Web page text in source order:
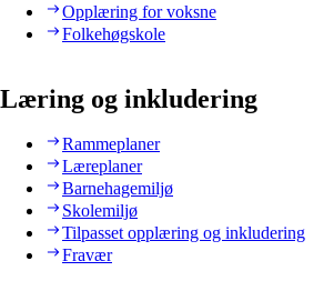
Opplæring for voksne
Folkehøgskole
Læring og inkludering
Rammeplaner
Læreplaner
Barnehagemiljø
Skolemiljø
Tilpasset opplæring og inkludering
Fravær